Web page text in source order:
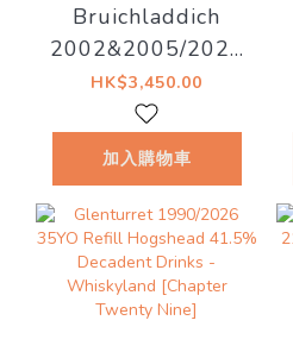
Bruichladdich
2002&2005/2026
20YO 53%
Decadent Drinks -
Old Islay
HK$3,450.00
加入購物車